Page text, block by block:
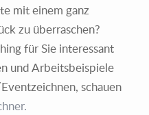
mit einem ganz
zu überraschen?
für Sie interessant
und Arbeitsbeispiele
schauen